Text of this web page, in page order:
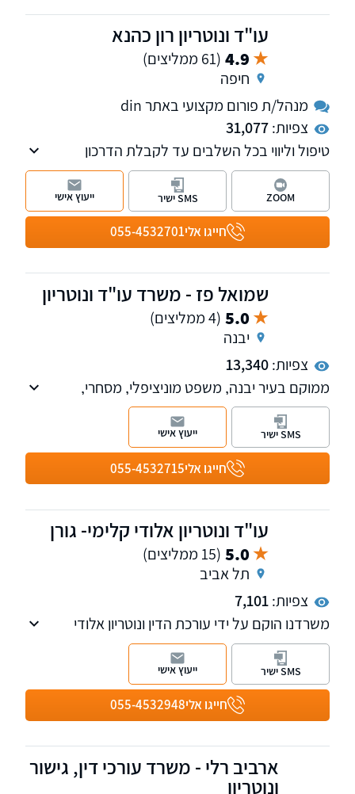
עו"ד ונוטריון רון כהנא
4.9 (61 ממליצים)
חיפה
מנהל/ת פורום מקצועי באתר din
צפיות:31,077
טיפול וליווי בכל השלבים עד לקבלת הדרכון
האירופאי. איתור מסמכים ותעודות באופן ישיר בכל
רחבי אירופה. השירות ניתן בכל רחבי הארץ.
חייגו אלי055-4532701
ZOOM SMS ישיר ייעוץ אישי
שמואל פז - משרד עו"ד ונוטריון
5.0 (4 ממליצים)
יבנה
צפיות:13,340
ממוקם בעיר יבנה, משפט מוניציפלי, מסחרי,
מקרקעין, משפט מסחרי, דיני משפחה, נוטריון.
חייגו אלי055-4532715
SMS ישיר ייעוץ אישי
עו"ד ונוטריון אלודי קלימי- גורן
5.0 (15 ממליצים)
תל אביב
צפיות:7,101
משרדנו הוקם על ידי עורכת הדין ונוטריון אלודי
קלימי-גורן בשנת 2019 לאחר שצברה ניסיון של
שנים באחד מהמשרדים המובילים בתחום
המקרקעין.
משרדנו עוסק גם בנושא אזרחות צרפתית.
חייגו אלי055-4532948
SMS ישיר ייעוץ אישי
ארביב רלי - משרד עורכי דין, גישור
ונוטריון